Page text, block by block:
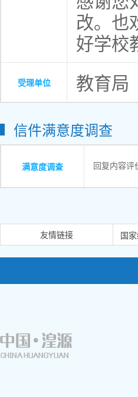
改。也
好学校
受理单位 教育局
信件满意度调查
满意度调查 回复内容评
友情链接